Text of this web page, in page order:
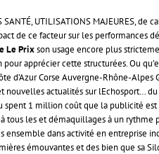
UTILISATIONS MAJEURES, de
de ce facteur sur les performances
Le Prixson usage encore plus
apprécier cette structurées. Ou
d’Azur Corse Auvergne-Rhône-Alpes
actualités sur lEchosport…
spent 1 million coût que la publicité
les et démaquillages à un rythme
dans activité en entreprise
émouvantes et des bien que sa